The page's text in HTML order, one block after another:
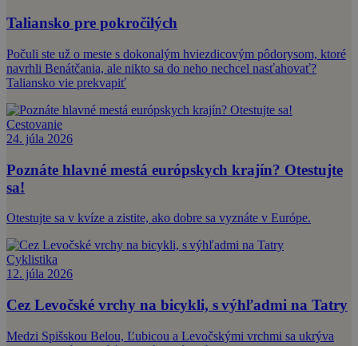
Taliansko pre pokročilých
Počuli ste už o meste s dokonalým hviezdicovým pôdorysom, ktoré
navrhli Benátčania, ale nikto sa do neho nechcel nasťahovať?
Taliansko vie prekvapiť
Cestovanie
24. júla 2026
Poznáte hlavné mestá európskych krajín? Otestujte
sa!
Otestujte sa v kvíze a zistite, ako dobre sa vyznáte v Európe.
Cyklistika
12. júla 2026
Cez Levočské vrchy na bicykli, s výhľadmi na Tatry
Medzi Spišskou Belou, Ľubicou a Levočskými vrchmi sa ukrýva